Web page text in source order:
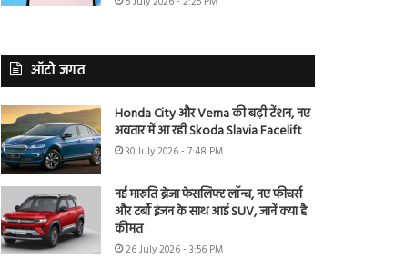
ऑटो जगत
Honda City और Verna की बढ़ी टेंशन, नए
अवतार में आ रही Skoda Slavia Facelift
30 July 2026 - 7:48 PM
नई मारुति ब्रेजा फेसलिफ्ट लॉन्च, नए फीचर्स
और टर्बो इंजन के साथ आई SUV, जानें क्या है
कीमत
26 July 2026 - 3:56 PM